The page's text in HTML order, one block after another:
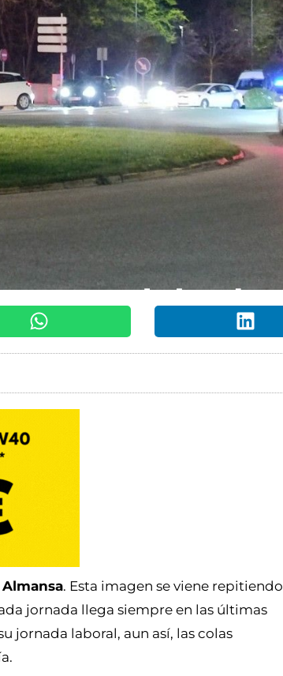
. Esta imagen se viene repitiendo
jornada llega siempre en las últimas
jornada laboral, aun así, las colas